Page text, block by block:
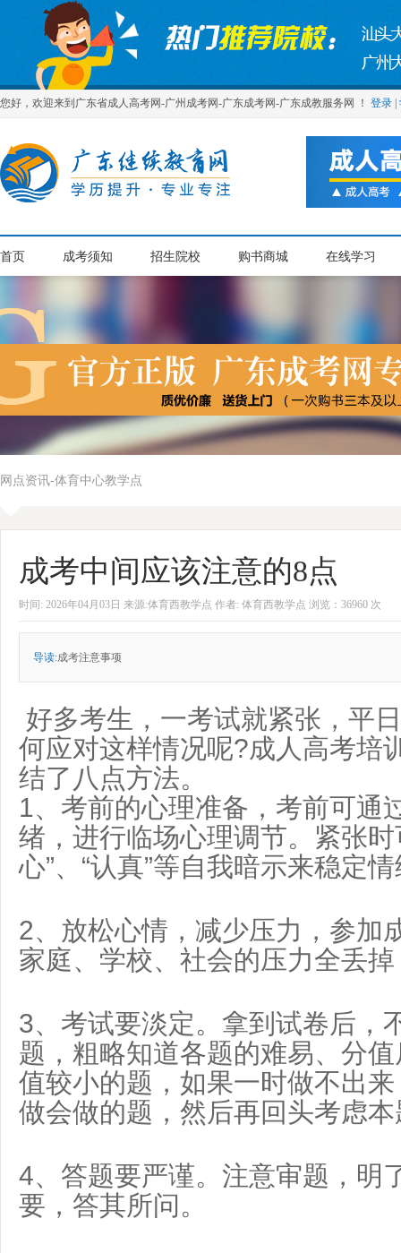
您好，欢迎来到广东省成人高考网-广州成考网-广东成考网-广东成教服务网 ！ 登录
首页 成考须知 招生院校 购书商城 在线学习
网点资讯-体育中心教学点
成考中间应该注意的8点
时间: 2026年04月03日 来源:体育西教学点 作者: 体育西教学点 浏览：36960 次
导读:成考注意事项
好多考生，一考试就紧张，平
何应对这样情况呢?成人高考培
结了八点方法。
1、考前的心理准备，考前可通
绪，进行临场心理调节。紧张时
心”、“认真”等自我暗示来稳定
2、放松心情，减少压力，参加
家庭、学校、社会的压力全丢
3、考试要淡定。拿到试卷后，
题，粗略知道各题的难易、分
值较小的题，如果一时做不出
做会做的题，然后再回头考虑
4、答题要严谨。注意审题，明
要，答其所问。